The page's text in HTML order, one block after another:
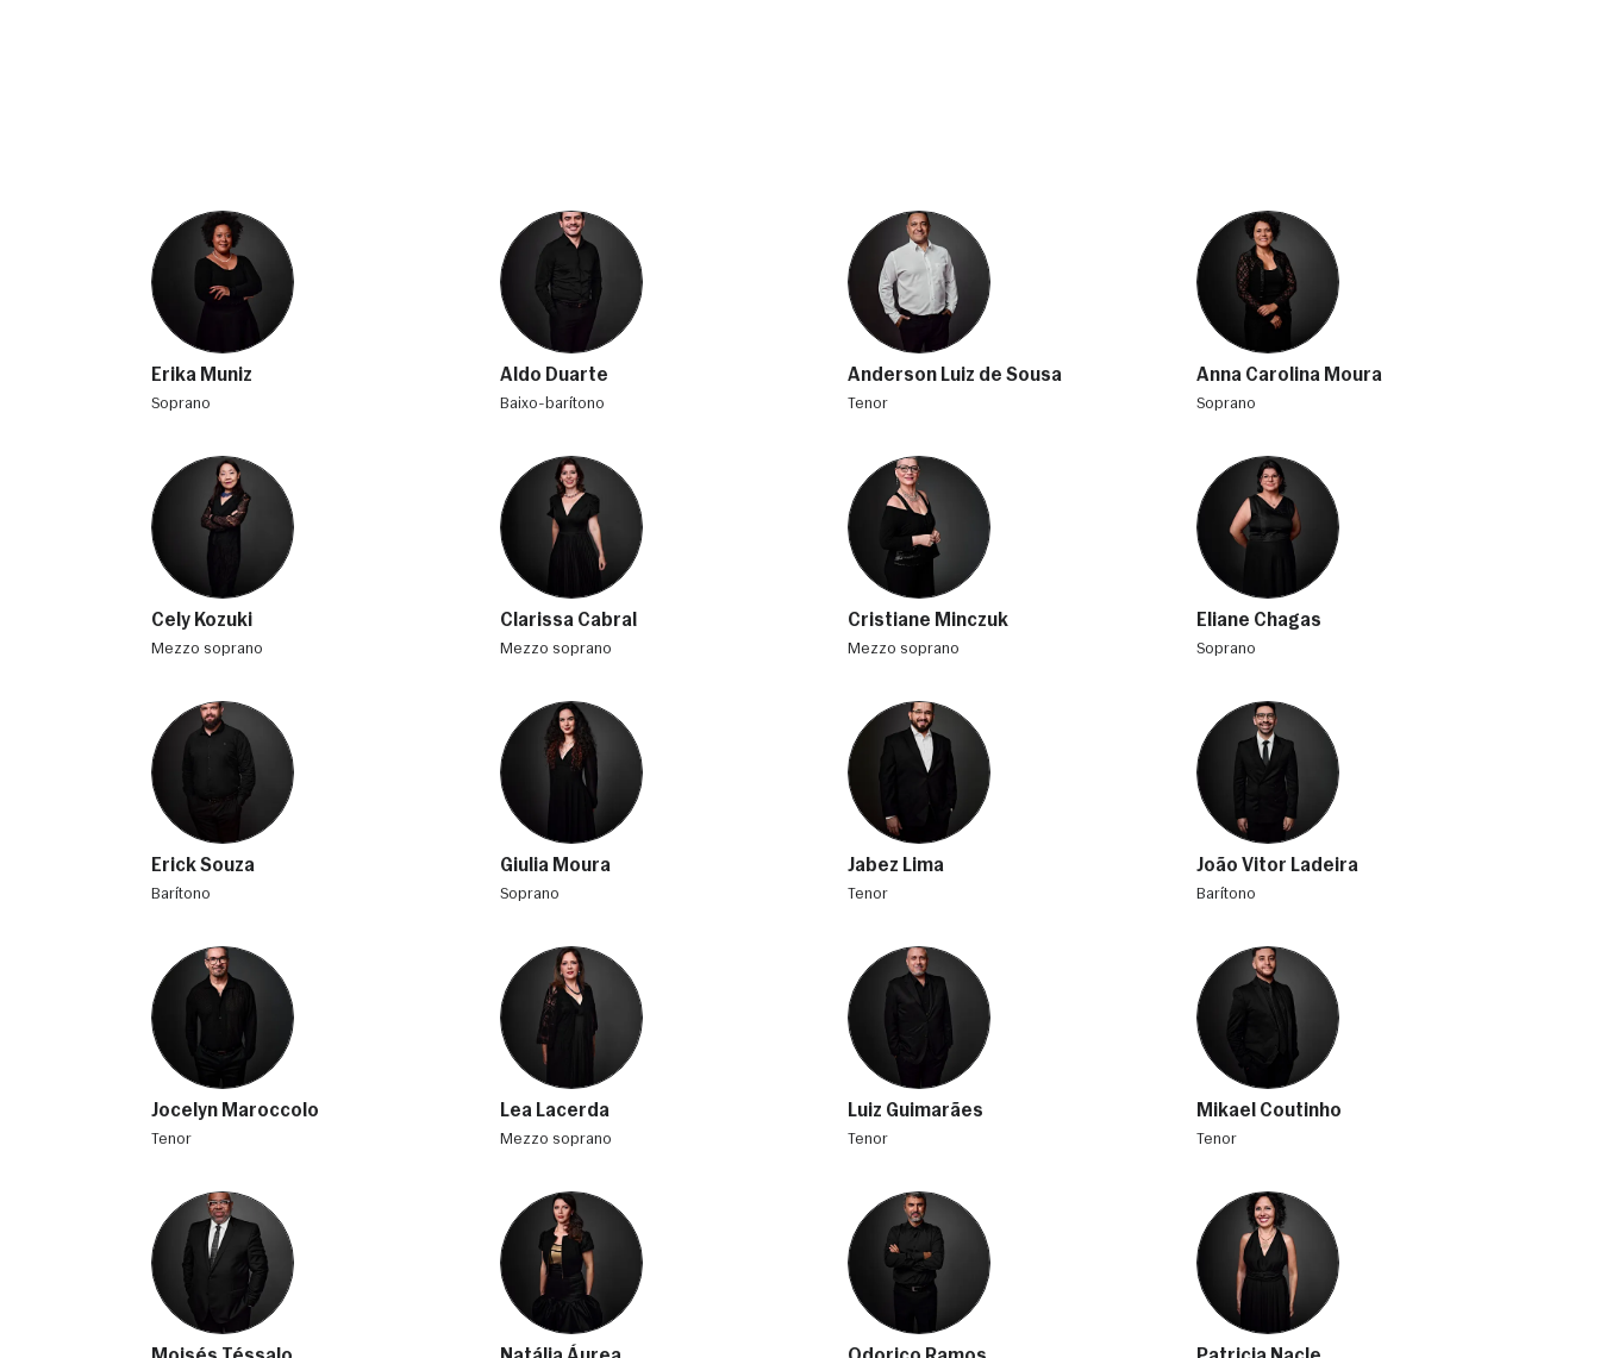
Erika Muniz
soprano
Aldo Duarte
baixo-barítono
Anderson Luiz de Sousa
tenor
Anna Carolina Moura
soprano
Cely Kozuki
mezzo soprano
Clarissa Cabral
mezzo soprano
Cristiane Minczuk
mezzo soprano
Eliane Chagas
soprano
Erick Souza
barítono
Giulia Moura
soprano
Jabez Lima
tenor
João Vitor Ladeira
barítono
Jocelyn Maroccolo
tenor
Lea Lacerda
mezzo soprano
Luiz Guimarães
tenor
Mikael Coutinho
tenor